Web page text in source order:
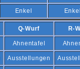
Enkel Enkel
Q-Wurf R-
Ahnentafel
Ausstellungen